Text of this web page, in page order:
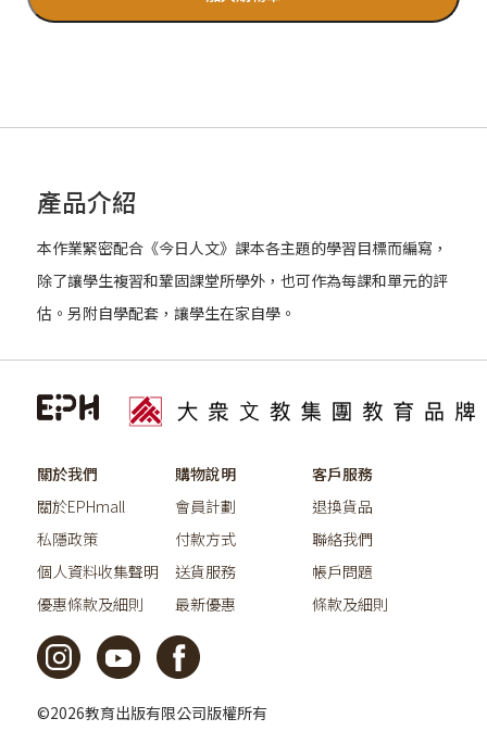
產品介紹
本作業緊密配合《今日人文》課本各主題的學習目標而編寫，
除了讓學生複習和鞏固課堂所學外，也可作為每課和單元的評
估。另附自學配套，讓學生在家自學。
關於我們
關於EPHmall
私隱政策
個人資料收集聲明
優惠條款及細則
購物說明
會員計劃
付款方式
送貨服務
最新優惠
客戶服務
退換貨品
聯絡我們
帳戶問題
條款及細則
©2026教育出版有限公司版權所有